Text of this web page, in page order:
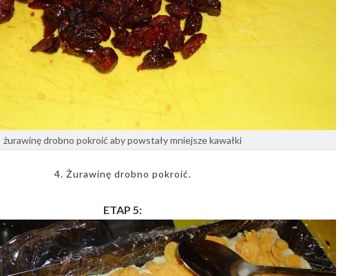
żurawinę drobno pokroić aby powstały mniejsze kawałki
4. Żurawinę drobno pokroić.
ETAP 5: